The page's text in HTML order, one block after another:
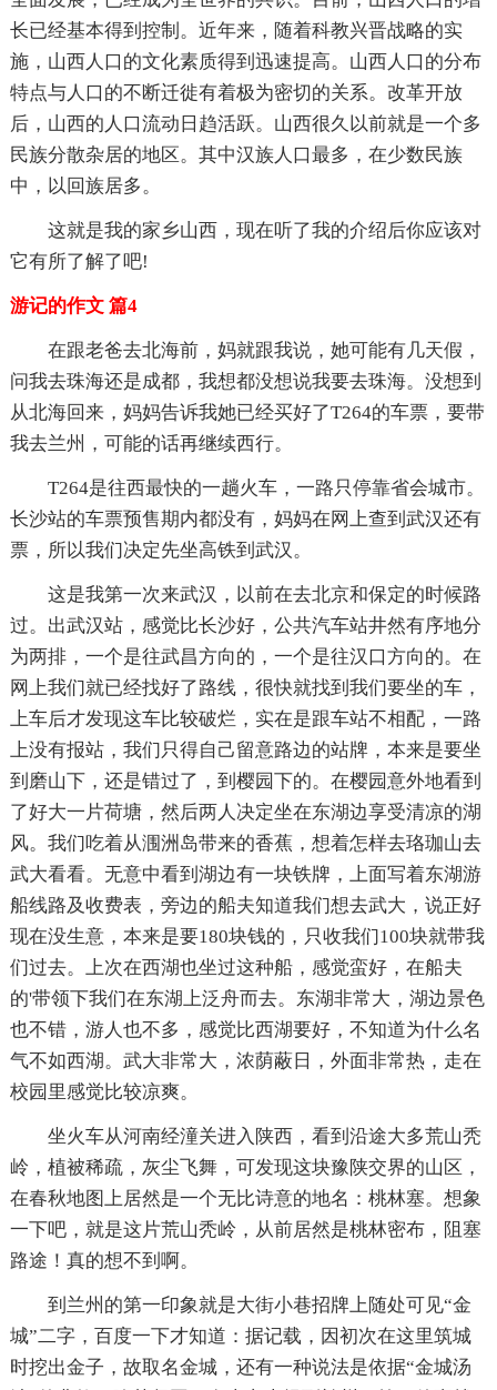
长已经基本得到控制。近年来，随着科教兴晋战略的实
施，山西人口的文化素质得到迅速提高。山西人口的分布
特点与人口的不断迁徙有着极为密切的关系。改革开放
后，山西的人口流动日趋活跃。山西很久以前就是一个多
民族分散杂居的地区。其中汉族人口最多，在少数民族
中，以回族居多。
这就是我的家乡山西，现在听了我的介绍后你应该对
它有所了解了吧!
游记的作文 篇4
在跟老爸去北海前，妈就跟我说，她可能有几天假，
问我去珠海还是成都，我想都没想说我要去珠海。没想到
从北海回来，妈妈告诉我她已经买好了T264的车票，要带
我去兰州，可能的话再继续西行。
T264是往西最快的一趟火车，一路只停靠省会城市。
长沙站的车票预售期内都没有，妈妈在网上查到武汉还有
票，所以我们决定先坐高铁到武汉。
这是我第一次来武汉，以前在去北京和保定的时候路
过。出武汉站，感觉比长沙好，公共汽车站井然有序地分
为两排，一个是往武昌方向的，一个是往汉口方向的。在
网上我们就已经找好了路线，很快就找到我们要坐的车，
上车后才发现这车比较破烂，实在是跟车站不相配，一路
上没有报站，我们只得自己留意路边的站牌，本来是要坐
到磨山下，还是错过了，到樱园下的。在樱园意外地看到
了好大一片荷塘，然后两人决定坐在东湖边享受清凉的湖
风。我们吃着从涠洲岛带来的香蕉，想着怎样去珞珈山去
武大看看。无意中看到湖边有一块铁牌，上面写着东湖游
船线路及收费表，旁边的船夫知道我们想去武大，说正好
现在没生意，本来是要180块钱的，只收我们100块就带我
们过去。上次在西湖也坐过这种船，感觉蛮好，在船夫
的'带领下我们在东湖上泛舟而去。东湖非常大，湖边景色
也不错，游人也不多，感觉比西湖要好，不知道为什么名
气不如西湖。武大非常大，浓荫蔽日，外面非常热，走在
校园里感觉比较凉爽。
坐火车从河南经潼关进入陕西，看到沿途大多荒山秃
岭，植被稀疏，灰尘飞舞，可发现这块豫陕交界的山区，
在春秋地图上居然是一个无比诗意的地名：桃林塞。想象
一下吧，就是这片荒山秃岭，从前居然是桃林密布，阻塞
路途！真的想不到啊。
到兰州的第一印象就是大街小巷招牌上随处可见“金
城”二字，百度一下才知道：据记载，因初次在这里筑城
时挖出金子，故取名金城，还有一种说法是依据“金城汤